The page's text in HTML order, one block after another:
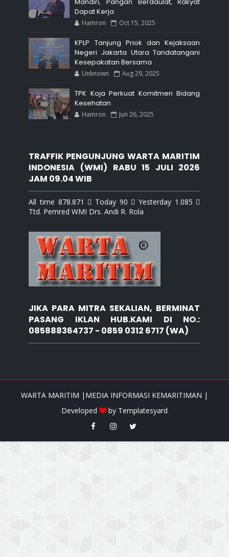
Dapat Kerja
Hamron Oct 15, 2025
KPLP Tanjung Priok dan Kejaksaan
Negeri Jakarta Utara Tandatangani
Kesepakatan Bersama
Unknown Aug 29, 2025
TPK Koja Perkuat Komitmen Bidang
Kesehatan
Hamron Jun 26, 2025
TRAFFIK PENGUNJUNG WARTA MARITIM
INDONESIA (WMI) RABU 15 JULI 2026
JAM 09.04 WIB
All time 878.871  Today 90  Yesterday 1.085 
Ttd. Pemred WMI Drs. Andi R. Rola
JIKA PARA MITRA SEKALIAN, BERMINAT
PASANG IKLAN HUB.KAMI DI NO.:
085888364737 - 0859 0312 6717 (WA)
WARTA MARITIM |MEDIA INFORMASI KEMARITIMAN |
Developed
by Templatesyard